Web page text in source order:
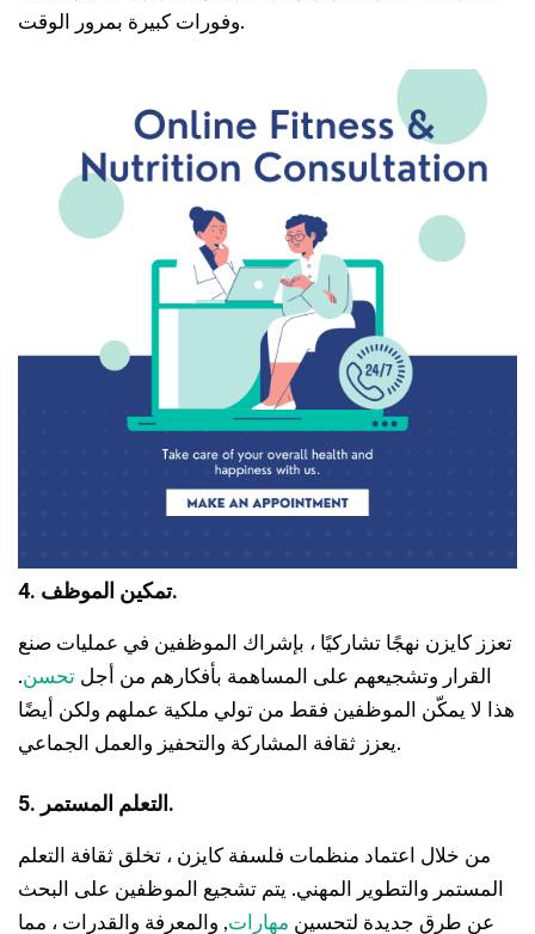
وفورات كبيرة بمرور الوقت.
4. تمكين الموظف.
تعزز كايزن نهجًا تشاركيًا ، بإشراك الموظفين في عمليات صنع
القرار وتشجيعهم على المساهمة بأفكارهم من أجل تحسن.
هذا لا يمكّن الموظفين فقط من تولي ملكية عملهم ولكن أيضًا
يعزز ثقافة المشاركة والتحفيز والعمل الجماعي.
5. التعلم المستمر.
من خلال اعتماد منظمات فلسفة كايزن ، تخلق ثقافة التعلم
المستمر والتطوير المهني. يتم تشجيع الموظفين على البحث
عن طرق جديدة لتحسين مهارات, والمعرفة والقدرات ، مما